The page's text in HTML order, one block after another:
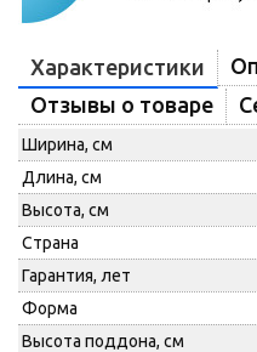
Характеристики
Отзывы о товаре
Ширина, см
Длина, см
Высота, см
Страна
Гарантия, лет
Форма
Высота поддона, см